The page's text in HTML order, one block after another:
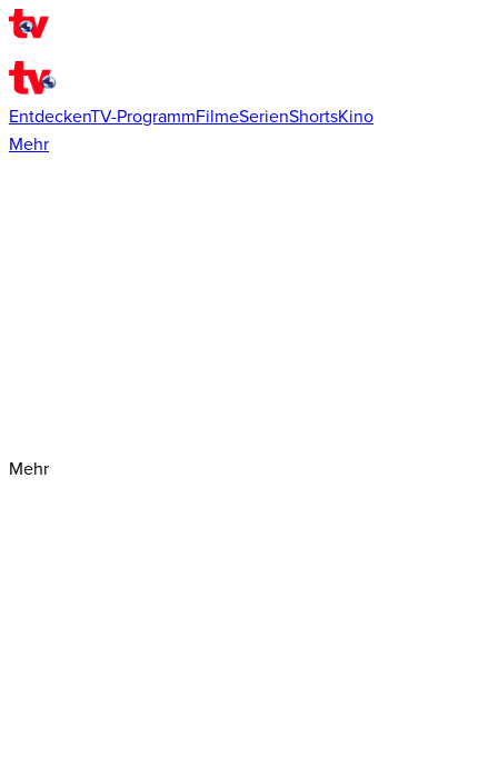
EntdeckenTV-ProgrammFilmeSerienShortsKino
Mehr
Mehr